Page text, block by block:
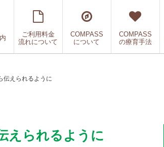
ご利用料金
流れについて
COMPASS
について
COMPASS
の療育手法
伝えられるように
えられるように